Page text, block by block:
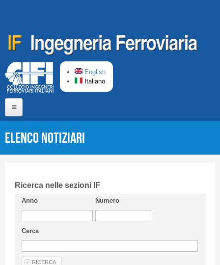
English
Italiano
CIFI in breve
Linee Guida
Privacy Policy
Articoli
Elenco Notiziari
Ricerca nelle sezioni IF
Anno Numero
Cerca